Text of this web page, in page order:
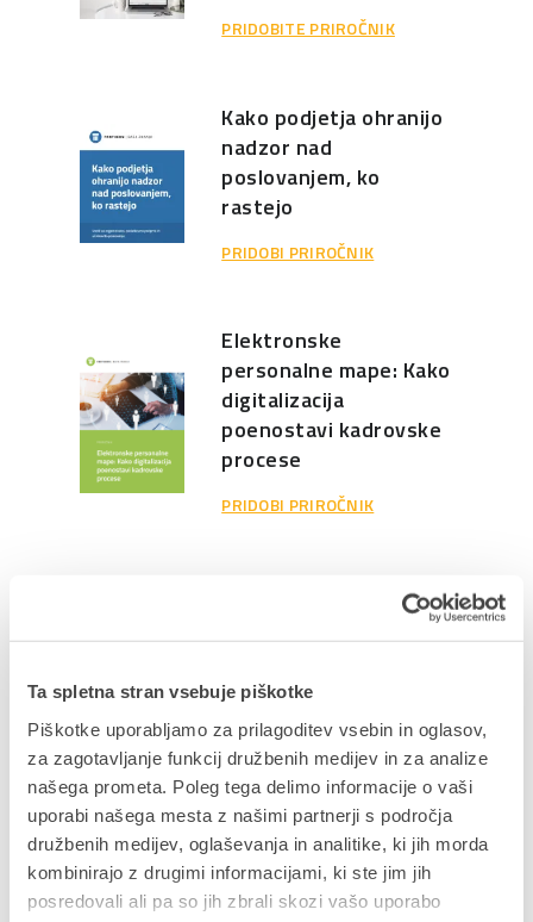
Ta spletna stran vsebuje piškotke
Piškotke uporabljamo za prilagoditev vsebin in oglasov,
za zagotavljanje funkcij družbenih medijev in za analize
našega prometa. Poleg tega delimo informacije o vaši
uporabi našega mesta z našimi partnerji s področja
družbenih medijev, oglaševanja in analitike, ki jih morda
kombinirajo z drugimi informacijami, ki ste jim jih
posredovali ali pa so jih zbrali skozi vašo uporabo
PRIDOBITE PRIROČNIK
Kako podjetja ohranijo
nadzor nad
poslovanjem, ko
rastejo
PRIDOBI PRIROČNIK
Elektronske
personalne mape: Kako
digitalizacija
poenostavi kadrovske
procese
PRIDOBI PRIROČNIK
Velika podjetja, veliki
izzivi: kako optimizirati
poslovanje in zmanjšati
stroške
PRIDOBI PRIROČNIK
Kaj se zgodi, ko
povežete prodajo,
finance, skladišče in
druge ključne poslovne